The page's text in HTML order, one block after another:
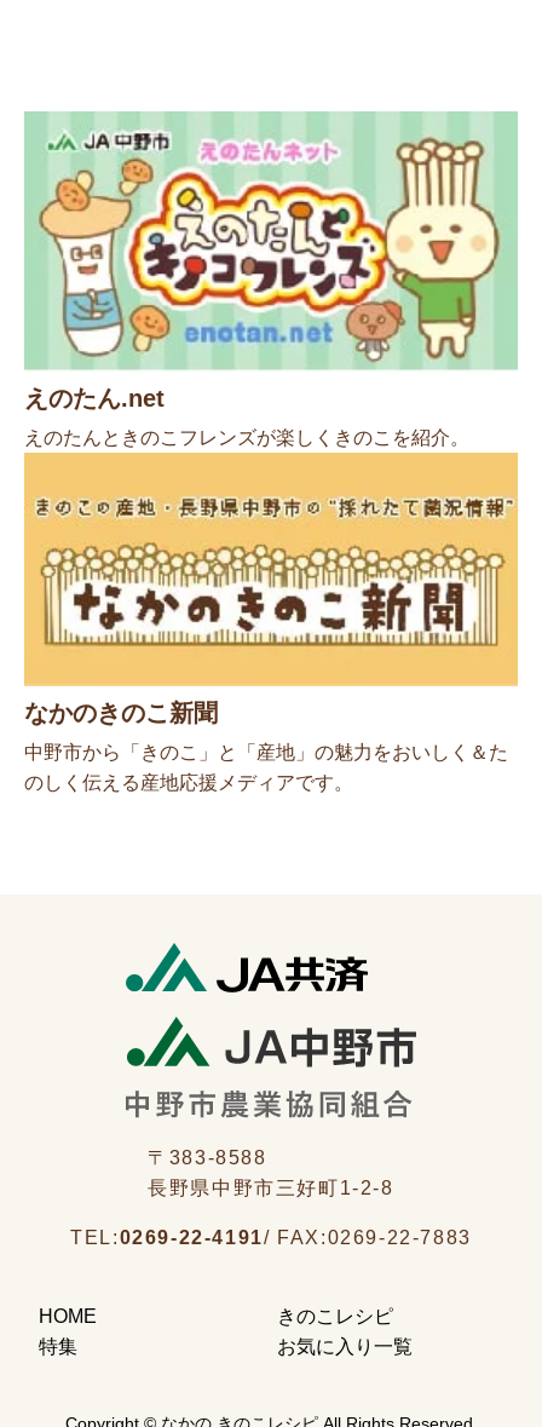
えのたん.net
えのたんときのこフレンズが楽しくきのこを紹介。
なかのきのこ新聞
中野市から「きのこ」と「産地」の魅力をおいしく＆た
のしく伝える産地応援メディアです。
〒383-8588
長野県中野市三好町1-2-8
TEL:0269-22-4191/ FAX:0269-22-7883
HOME
きのこレシピ
特集
お気に入り一覧